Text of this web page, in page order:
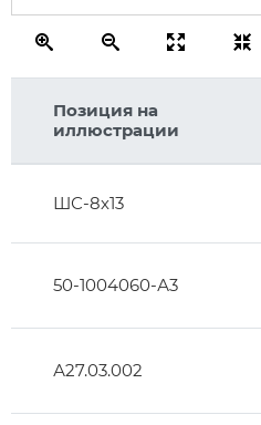
Позиция на
иллюстрации
ШС-8х13
50-1004060-А3
А27.03.002